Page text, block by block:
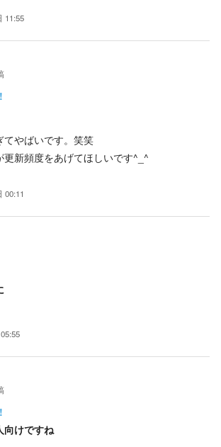
11:55
やばいです。笑笑
更新頻度をあげてほしいです^_^
00:11
向けですね